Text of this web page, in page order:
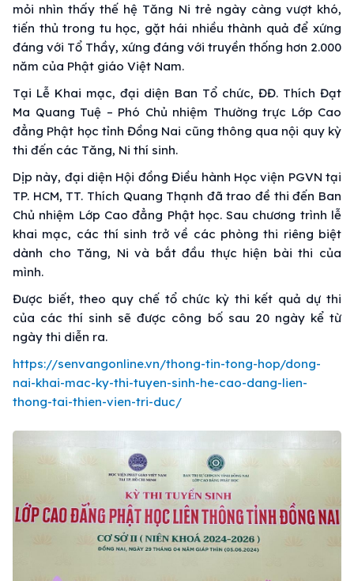
mỏi nhìn thấy thế hệ Tăng Ni trẻ ngày càng vượt khó,
tiến thủ trong tu học, gặt hái nhiều thành quả để xứng
đáng với Tổ Thầy, xứng đáng với truyền thống hơn 2.000
năm của Phật giáo Việt Nam.
Tại Lễ Khai mạc, đại diện Ban Tổ chức, ĐĐ. Thích Đạt
Ma Quang Tuệ – Phó Chủ nhiệm Thường trực Lớp Cao
đẳng Phật học tỉnh Đồng Nai cũng thông qua nội quy kỳ
thi đến các Tăng, Ni thí sinh.
Dịp này, đại diện Hội đồng Điều hành Học viện PGVN tại
TP. HCM, TT. Thích Quang Thạnh đã trao đề thi đến Ban
Chủ nhiệm Lớp Cao đẳng Phật học. Sau chương trình lễ
khai mạc, các thí sinh trở về các phòng thi riêng biệt
dành cho Tăng, Ni và bắt đầu thực hiện bài thi của
mình.
Được biết, theo quy chế tổ chức kỳ thi kết quả dự thi
của các thí sinh sẽ được công bố sau 20 ngày kể từ
ngày thi diễn ra.
https://senvangonline.vn/thong-tin-tong-hop/dong-
nai-khai-mac-ky-thi-tuyen-sinh-he-cao-dang-lien-
thong-tai-thien-vien-tri-duc/